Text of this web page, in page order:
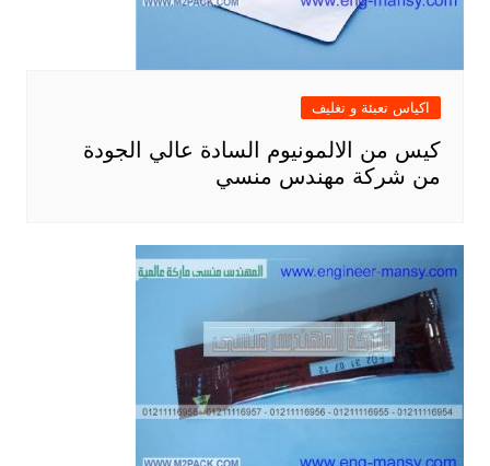
اكياس تعبئة و تغليف
كيس من الالمونيوم السادة عالي الجودة
من شركة مهندس منسي